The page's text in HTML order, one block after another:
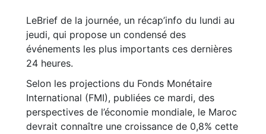
LeBrief de la journée, un récap’info du lundi au
jeudi, qui propose un condensé des
événements les plus importants ces dernières
24 heures.
Selon les projections du Fonds Monétaire
International (FMI), publiées ce mardi, des
perspectives de l’économie mondiale, le Maroc
devrait connaître une croissance de 0,8% cette